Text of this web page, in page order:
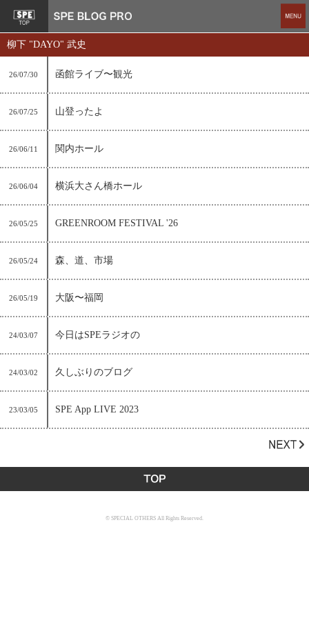
柳下 "DAYO" 武史
26/07/30 函館ライブ〜観光
26/07/25 山登ったよ
26/06/11 関内ホール
26/06/04 横浜大さん橋ホール
26/05/25 GREENROOM FESTIVAL '26
26/05/24 森、道、市場
26/05/19 大阪〜福岡
24/03/07 今日はSPEラジオの
24/03/02 久しぶりのブログ
23/03/05 SPE App LIVE 2023
© SPECIAL OTHERS All Rights Reserved.